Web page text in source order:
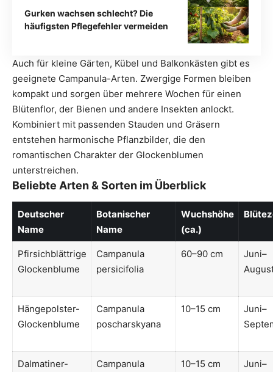
Gurken wachsen schlecht? Die
häufigsten Pflegefehler vermeiden
Auch für kleine Gärten, Kübel und Balkonkästen gibt es
geeignete Campanula-Arten. Zwergige Formen bleiben
kompakt und sorgen über mehrere Wochen für einen
Blütenflor, der Bienen und andere Insekten anlockt.
Kombiniert mit passenden Stauden und Gräsern
entstehen harmonische Pflanzbilder, die den
romantischen Charakter der Glockenblumen
unterstreichen.
Beliebte Arten & Sorten im Überblick
Deutscher
Name
Botanischer
Name
Wuchshöhe
(ca.)
Pfirsichblättrige
Glockenblume
Campanula
persicifolia
60–90 cm
Juni–
Hängepolster-
Glockenblume
Campanula
poscharskyana
10–15 cm
Juni–
Dalmatiner-
Campanula
10–15 cm
Juni–